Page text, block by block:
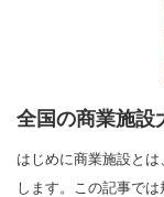
全国の商業施
はじめに商業施設と
します。この記事で